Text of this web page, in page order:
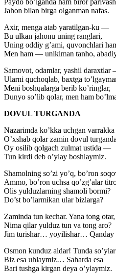
Jahon bilan birga olganman nafas.
Axir, menga atab yaratilgan-ku —
Bu ulkan jahonu uning ranglari,
Uning oddiy g’ami, quvonchlari
Men ham — unikiman tanho,
Samovot, odamlar, yashil daraxtlar
Ularni quchoqlab, baxtga
Meni boshqalarga berib ko’ringlar,
Dunyo so’lib qolar, men ham
DOVUL TURGANDA
Nazarimda ko’kka uchgan varrakka
O’xshab qolar zamin dovul
Oy osilib qolgach zulmat ustida —
Tun kirdi deb o’ylay boshlaymiz.
Shamolning so’zi yo’q, bo’ron
Ammo, bo’ron uchsa qo’zg’alar
Olis yulduzlarning shamoli bormi?
Do’st bo’larmikan ular bizlarga?
Zaminda tun kechar. Yana tong otar,
Nima qilar yulduz tun va tong aro?
Jim turishar… yoyilishar… Qanday
Osmon kunduz aldar! Tunda
Biz esa uhlaymiz… Saharda esa
Bari tushga kirgan deya o’ylaymiz.